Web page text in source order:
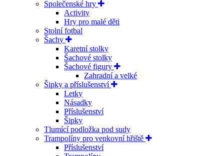
Společenské hry
Activity
Hry pro malé děti
Stolní fotbal
Šachy
Karetní stolky
Šachové stolky
Šachové figury
Zahradní a velké
Šipky a příslušenství
Letky
Násadky
Příslušenství
Šipky
Tlumící podložka pod sudy
Trampolíny pro venkovní hřiště
Příslušenství